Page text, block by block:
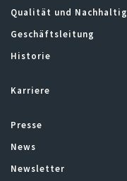
Qualität und
Geschäftsleitung
Historie
Karriere
Presse
News
Newsletter